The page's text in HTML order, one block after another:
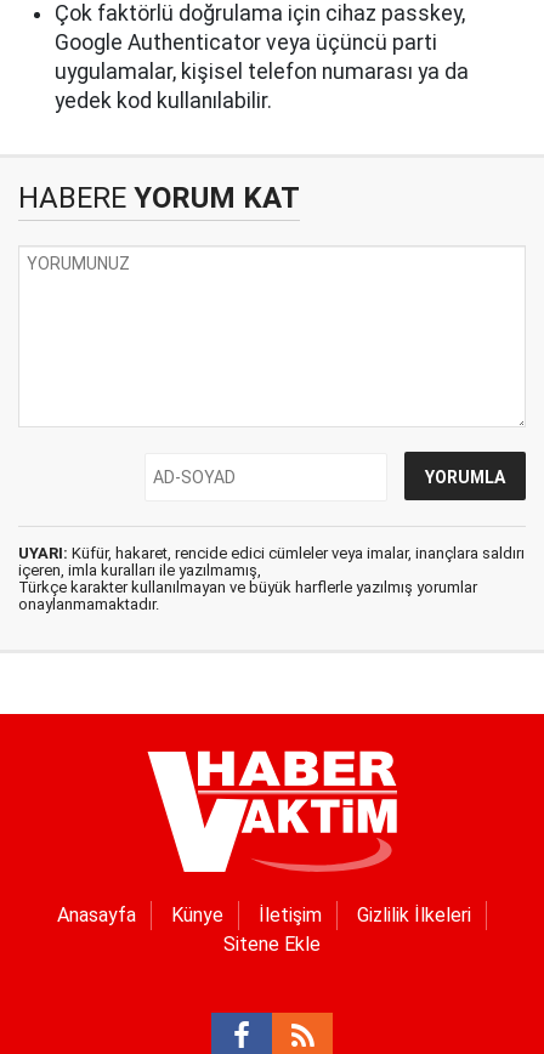
Çok faktörlü doğrulama için cihaz passkey,
Google Authenticator veya üçüncü parti
uygulamalar, kişisel telefon numarası ya da
yedek kod kullanılabilir.
HABERE YORUM KAT
UYARI: Küfür, hakaret, rencide edici cümleler veya imalar, inançlara saldırı
içeren, imla kuralları ile yazılmamış,
Türkçe karakter kullanılmayan ve büyük harflerle yazılmış yorumlar
onaylanmamaktadır.
Anasayfa Künye İletişim
Gizlilik İlkeleri
Sitene Ekle